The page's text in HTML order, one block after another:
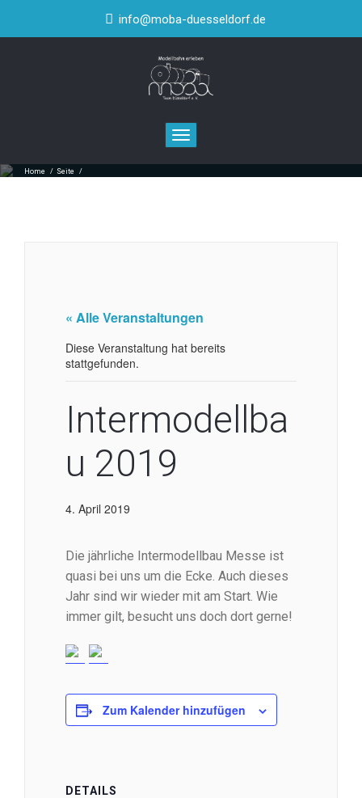
info@moba-duesseldorf.de
Toggle navigation
Home / Seite /
« Alle Veranstaltungen
Diese Veranstaltung hat bereits
stattgefunden.
Intermodellba
u 2019
4. April 2019
Die jährliche Intermodellbau Messe ist
quasi bei uns um die Ecke. Auch dieses
Jahr sind wir wieder mit am Start. Wie
immer gilt, besucht uns doch dort gerne!
Zum Kalender hinzufügen
DETAILS